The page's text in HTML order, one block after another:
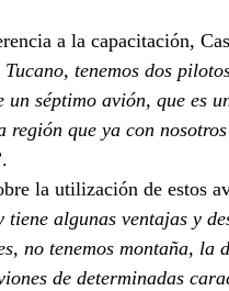
a la capacitación,
tenemos dos
un séptimo avión, que es
región que ya con
la utilización de estos
tiene algunas ventajas y
no tenemos montaña, la
de determinadas